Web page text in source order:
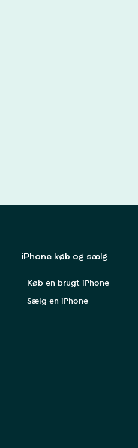
iPhone køb og sælg
Køb en brugt iPhone
Sælg en iPhone